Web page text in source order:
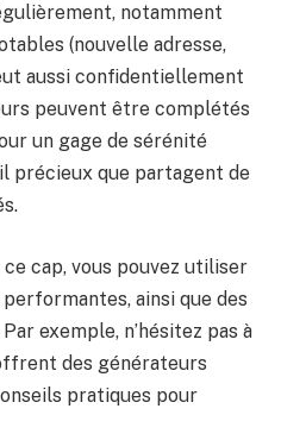
notamment
(nouvelle adresse,
aussi confidentiellement
peuvent être complétés
un gage de sérénité
précieux que partagent de
cap, vous pouvez utiliser
ainsi que des
exemple, n’hésitez pas à
des générateurs
pratiques pour